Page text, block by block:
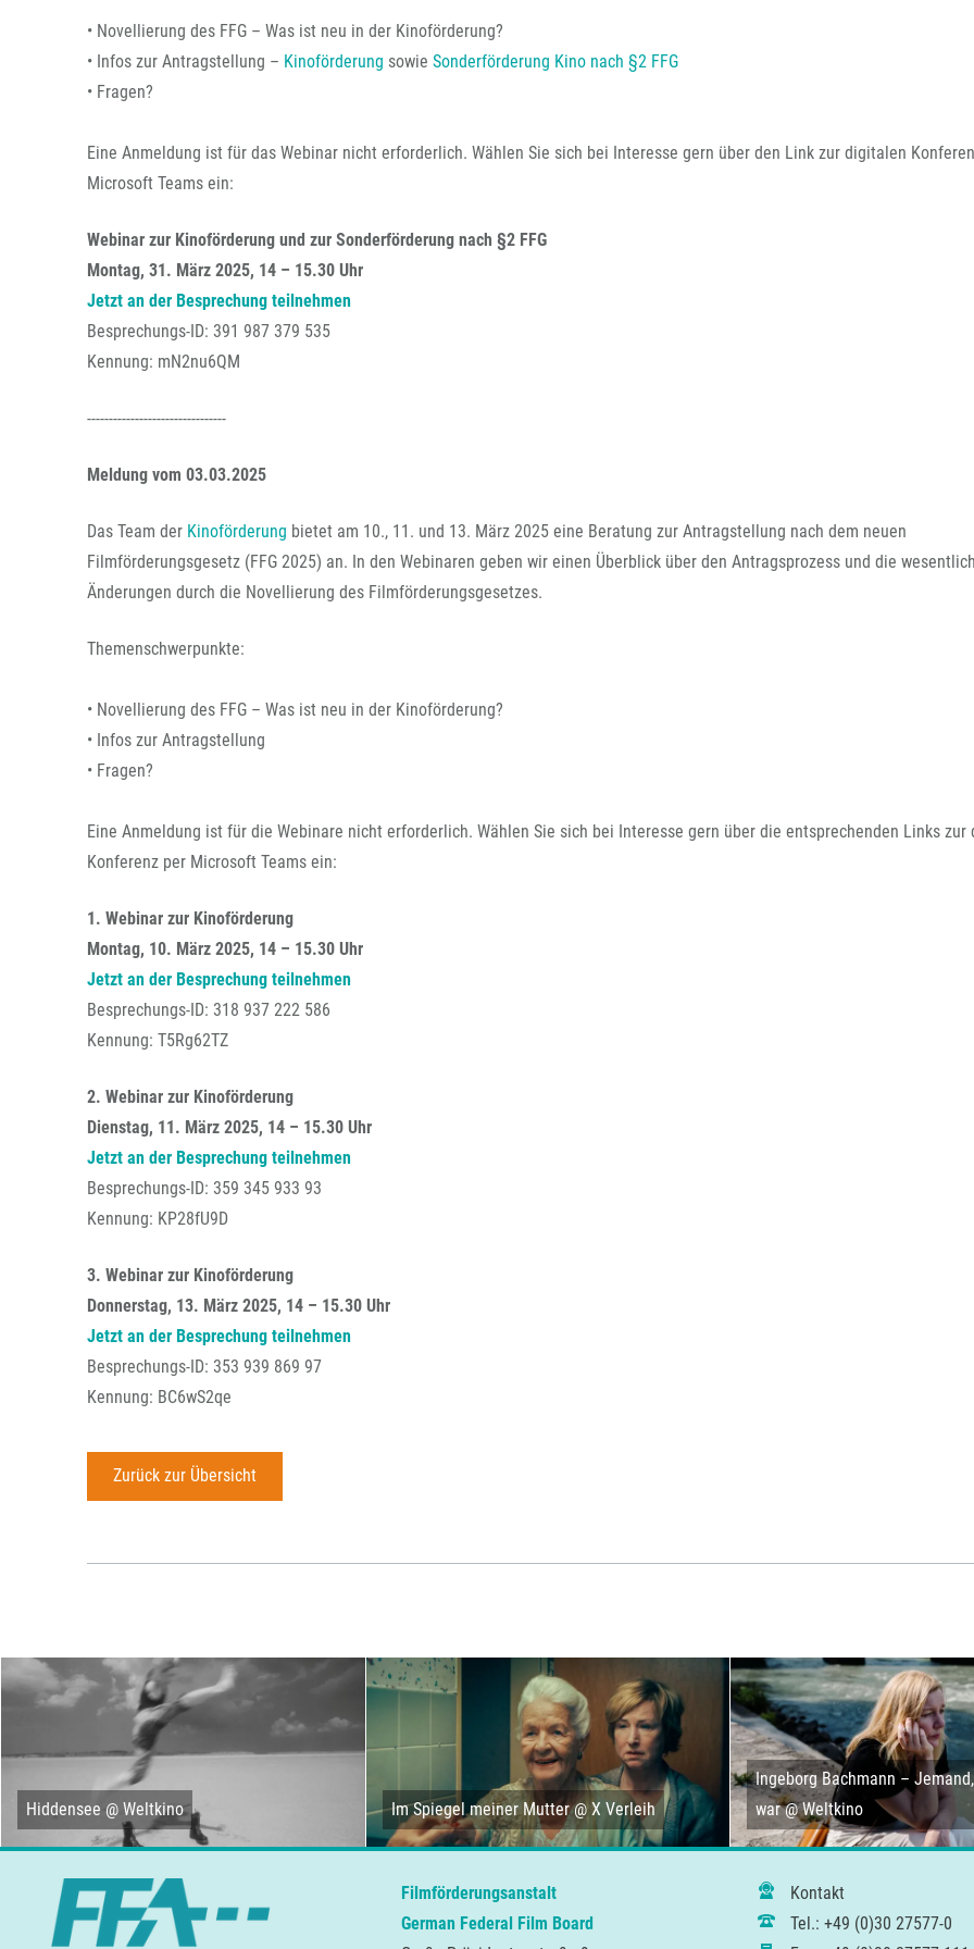
• Novellierung des FFG – Was ist neu in der Kinoförderung?
• Infos zur Antragstellung – Kinoförderung sowie Sonderförderung Kino nach §2 FFG
• Fragen?
Eine Anmeldung ist für das Webinar nicht erforderlich. Wählen Sie sich bei Interesse gern über den Link zur digitalen
Microsoft Teams ein:
Webinar zur Kinoförderung und zur Sonderförderung nach §2 FFG
Montag, 31. März 2025, 14 – 15.30 Uhr
Jetzt an der Besprechung teilnehmen
Besprechungs-ID: 391 987 379 535
Kennung: mN2nu6QM
--------------------------------
Meldung vom 03.03.2025
Das Team der Kinoförderung bietet am 10., 11. und 13. März 2025 eine Beratung zur Antragstellung nach dem neuen
Filmförderungsgesetz (FFG 2025) an. In den Webinaren geben wir einen Überblick über den Antragsprozess und die
Änderungen durch die Novellierung des Filmförderungsgesetzes.
Themenschwerpunkte:
• Novellierung des FFG – Was ist neu in der Kinoförderung?
• Infos zur Antragstellung
• Fragen?
Eine Anmeldung ist für die Webinare nicht erforderlich. Wählen Sie sich bei Interesse gern über die entsprechenden Links zur
Konferenz per Microsoft Teams ein:
1. Webinar zur Kinoförderung
Montag, 10. März 2025, 14 – 15.30 Uhr
Jetzt an der Besprechung teilnehmen
Besprechungs-ID: 318 937 222 586
Kennung: T5Rg62TZ
2. Webinar zur Kinoförderung
Dienstag, 11. März 2025, 14 – 15.30 Uhr
Jetzt an der Besprechung teilnehmen
Besprechungs-ID: 359 345 933 93
Kennung: KP28fU9D
3. Webinar zur Kinoförderung
Donnerstag, 13. März 2025, 14 – 15.30 Uhr
Jetzt an der Besprechung teilnehmen
Besprechungs-ID: 353 939 869 97
Kennung: BC6wS2qe
Zurück zur Übersicht
Hiddensee @ Weltkino Im Spiegel meiner Mutter @ X Verleih
Ingeborg Bachmann –
war @ Weltkino
Filmförderungsanstalt
German Federal Film Board
Kontakt
Tel.: +49 (0)30 27577-0